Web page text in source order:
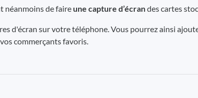
néanmoins de faire une capture d’écrandes cartes
d'écran sur votre téléphone. Vous pourrez ainsi
commerçants favoris.